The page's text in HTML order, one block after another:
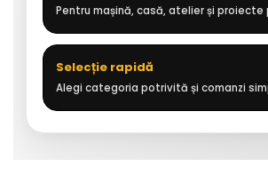
Pentru mașină, casă, atelier și proiecte
Selecție rapidă
Alegi categoria potrivită și comanzi